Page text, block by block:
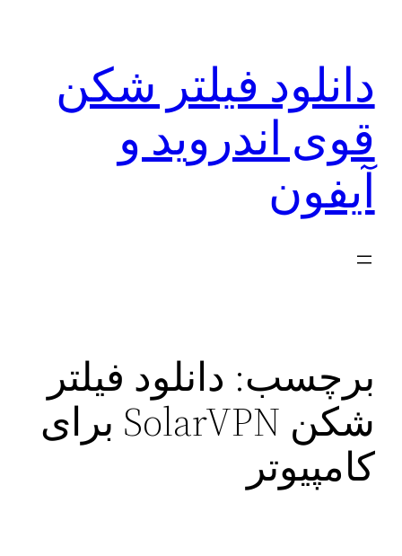
دانلود فیلتر شکن
قوی اندروید و
آیفون
برچسب: دانلود فیلتر
شکن SolarVPN برای
کامپیوتر